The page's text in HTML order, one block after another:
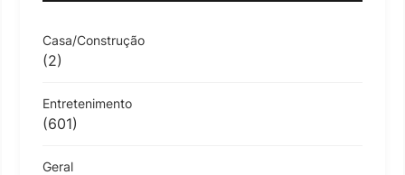
Casa/Construção
(2)
Entretenimento
(601)
Geral